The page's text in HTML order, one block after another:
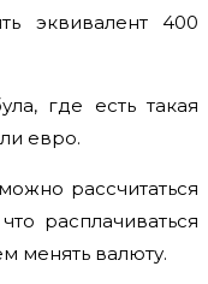
эквивалент 400
где есть такая
евро.
рассчитаться
расплачиваться
менять валюту.